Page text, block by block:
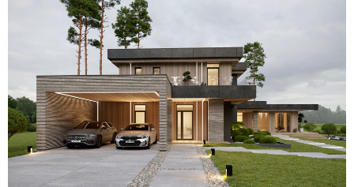
Для уточнения стоимости вашего
проекта свяжитесь с нами или
оставьте заявку на обратный